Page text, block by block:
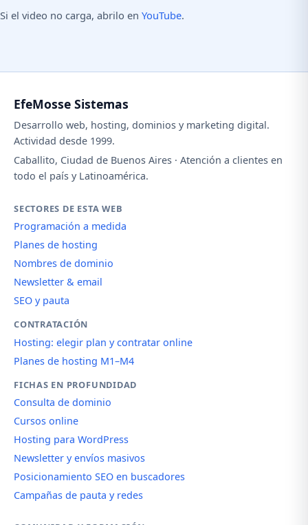
Si el video no carga, abrilo en YouTube.
EfeMosse Sistemas
Desarrollo web, hosting, dominios y marketing digital.
Actividad desde 1999.
Caballito, Ciudad de Buenos Aires · Atención a clientes en
todo el país y Latinoamérica.
SECTORES DE ESTA WEB
Programación a medida
Planes de hosting
Nombres de dominio
Newsletter & email
SEO y pauta
CONTRATACIÓN
Hosting: elegir plan y contratar online
Planes de hosting M1–M4
FICHAS EN PROFUNDIDAD
Consulta de dominio
Cursos online
Hosting para WordPress
Newsletter y envíos masivos
Posicionamiento SEO en buscadores
Campañas de pauta y redes